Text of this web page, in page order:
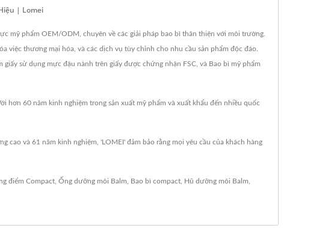
| Lomei
mỹ phẩm OEM/ODM, chuyên về các giải pháp bao bì thân thiện với môi trường.
việc thương mại hóa, và các dịch vụ tùy chỉnh cho nhu cầu sản phẩm độc đáo.
sử dụng mực đậu nành trên giấy được chứng nhận FSC, và Bao bì mỹ phẩm
hơn 60 năm kinh nghiệm trong sản xuất mỹ phẩm và xuất khẩu đến nhiều quốc
và 61 năm kinh nghiệm, 'LOMEI' đảm bảo rằng mọi yêu cầu của khách hàng
điểm Compact Ống dưỡng môi Balm Bao bì compact Hũ dưỡng môi Balm